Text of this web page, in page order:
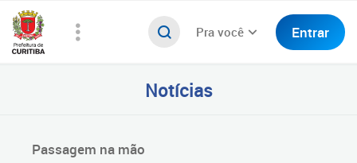
Pra você Entrar
Notícias
Passagem na mão